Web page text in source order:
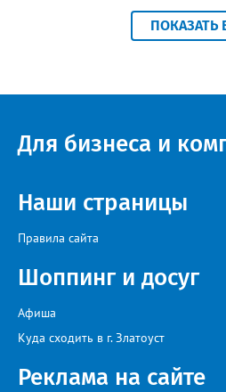
части и наехал на дерево. В
автомобиля скончался в больнице
учётом позиции государственного
ПОКАЗАТЬ
Для бизнеса и
Наши страницы
Правила сайта
Шоппинг и досуг
Афиша
Куда сходить в г. Златоуст
Реклама на сайте